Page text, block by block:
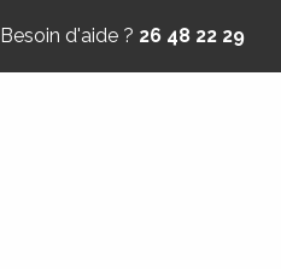
Besoin d'aide ? 26 48 22 29